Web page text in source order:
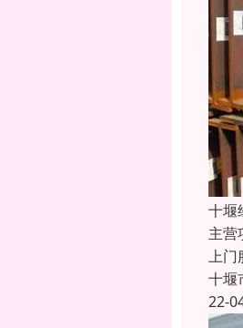
十堰
主营
上门
十堰
22-